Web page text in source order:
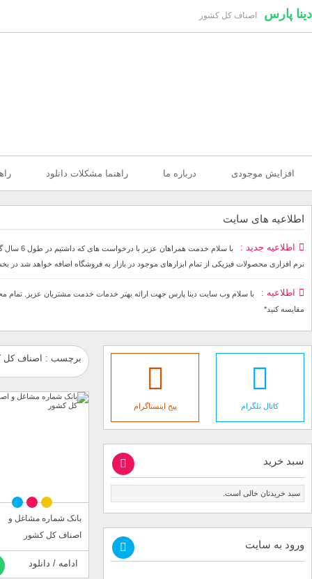
دینا پارس اصناف کل کشور
افزایش موجودی درباره ما راهنما مشکلات دانلود
اطلاعیه های سایت
اطلاعیه جدید
با
نرم افزاری محصولات فیزیکی از تمام ابزارهای موجود در بازار به فروشگاه اضافه خواهد شد در
اطلاعیه
مقایسه کنید*
برچسب : اصناف کل
بانک شماره مشاغل و
اصناف کل کشور
ادامه / دانلود
کانال تلگرام پیج اینستاگرام
سبد خرید
سبد خریدتان خالی است.
ورود به سایت